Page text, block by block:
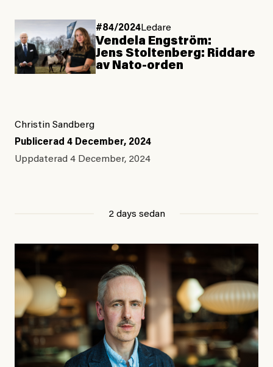
#84/2024Ledare
Vendela Engström:
Jens Stoltenberg: Riddare
av Nato-orden
Christin Sandberg
Publicerad 4 December, 2024
Uppdaterad 4 December, 2024
2 days sedan